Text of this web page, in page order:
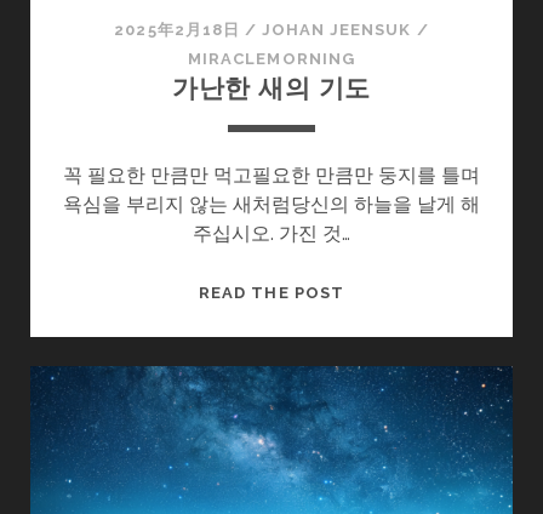
2025年2月18日 / JOHAN JEENSUK /
MIRACLEMORNING
가난한 새의 기도
꼭 필요한 만큼만 먹고필요한 만큼만 둥지를 틀며
욕심을 부리지 않는 새처럼당신의 하늘을 날게 해
주십시오. 가진 것…
READ THE POST
새
의
기
도